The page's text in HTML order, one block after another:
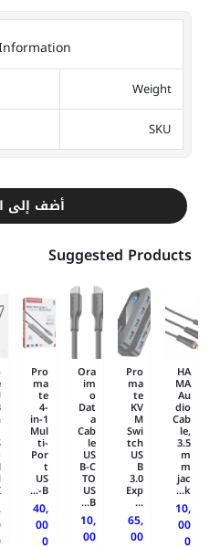
Weight
SKU
أضف إلى
Suggested Products
HA
MA
Au
dio
Cab
le,
3.5
m
m
jac
k...
10,
00
0
Pro
ma
te
KV
M
Swi
tch
US
B
3.0
Exp
...
65,
00
Ora
im
o
Dat
a
Cab
le
US
B-C
TO
US
B...
10,
00
Pro
ma
te
4-
in-1
Mul
ti-
Por
t
US
B-...
40,
00
0